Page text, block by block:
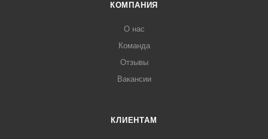
КОМПАНИЯ
О нас
Команда
Отзывы
Вакансии
КЛИЕНТАМ